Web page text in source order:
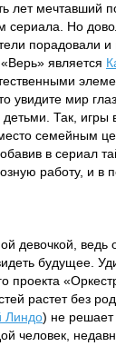
лет мечтавший
Но
порадовали
является
увидите мир
Так, игры
семейным
в сериал
работу, и в
девочкой, ведь
будущее.
проекта
растет без
Линдо) не решает
человек,